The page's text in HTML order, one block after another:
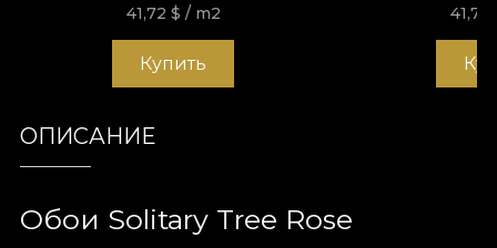
41,72 $ / m2
Купить
41,72
ОПИСАНИЕ
Обои Solitary Tree Rose